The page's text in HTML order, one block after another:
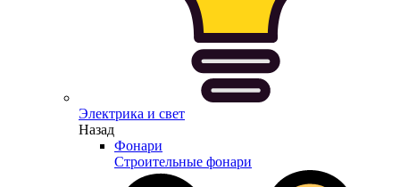
Электрика и свет
Назад
Фонари
Строительные фонари